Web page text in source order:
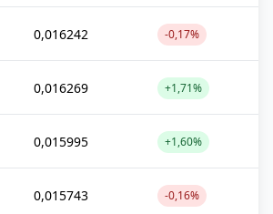
0,016242 -0,17%
0,016269 +1,71%
0,015995 +1,60%
0,015743 -0,16%